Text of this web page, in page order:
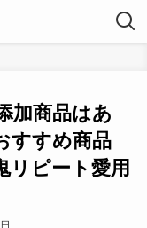
加商品はあ
すすめ商品
リピート愛用